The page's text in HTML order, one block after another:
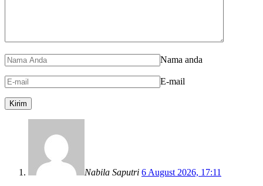
Nama anda
E-mail
Nabila Saputri 6 August 2026, 17:11